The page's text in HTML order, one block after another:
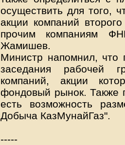
осуществить для того,
акции компаний
прочим компаниям
Жамишев.
Министр напомнил, что
заседания рабочей
компаний, акции
фондовый рынок. Также
есть возможность
Добыча КазМунайГаз".
-----